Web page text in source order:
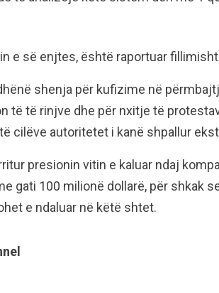
e së enjtes, është raportuar
shenja për kufizime në
të të rinjve dhe për nxitje të
cilëve autoritetet i kanë shpallur
presionin vitin e kaluar ndaj
gati 100 milionë dollarë, për shkak
e ndaluar në këtë shtet.